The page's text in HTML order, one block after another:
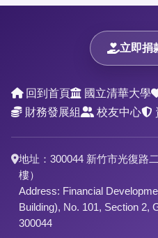
立即捐
回到首頁 國立清華大學
財務發展組
校友中心
地址：300044 新竹市光復路
樓）
Address: Financial
Building), No. 101, Section 2,
300044